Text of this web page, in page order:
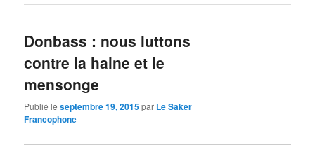
Donbass : nous luttons
contre la haine et le
mensonge
Publié leseptembre 19, 2015par Le Saker
Francophone